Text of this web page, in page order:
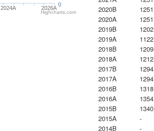
2024A 2026A
0
Highcharts.com
2020B
1251
2020A
1251
2019B
1202
2019A
1122
2018B
1209
2018A
1212
2017B
1294
2017A
1294
2016B
1318
2016A
1354
2015B
1340
2015A
-
2014B
-